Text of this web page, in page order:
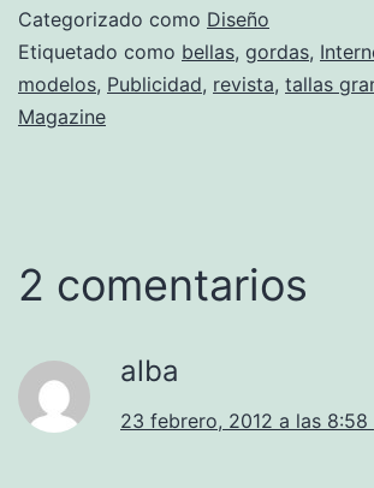
Categorizado como Diseño
Etiquetado como bellas, gordas,
modelos, Publicidad, revista, tallas
Magazine
2 comentarios
alba
23 febrero, 2012 a las 8:58